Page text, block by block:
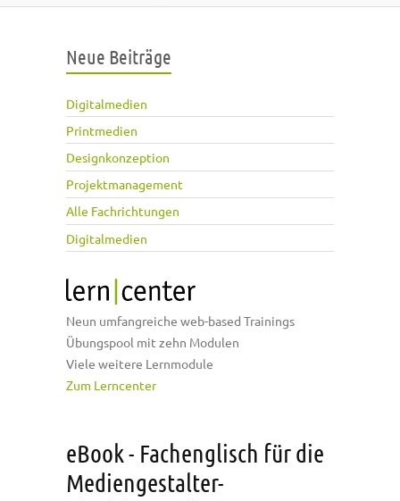
Neue Beiträge
Digitalmedien
Printmedien
Designkonzeption
Projektmanagement
Alle Fachrichtungen
Digitalmedien
Neun umfangreiche web-based Trainings
Übungspool mit zehn Modulen
Viele weitere Lernmodule
Zum Lerncenter
eBook - Fachenglisch für die
Mediengestalter-